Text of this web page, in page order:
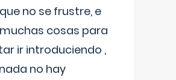
no se frustre, e
cosas para
ir introduciendo ,
no hay